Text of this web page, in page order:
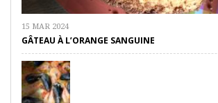
15 MAR 2024
GÂTEAU À L’ORANGE SANGUINE